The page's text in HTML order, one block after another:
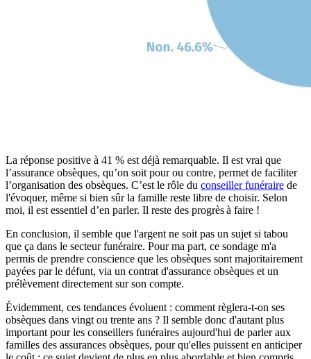
La réponse positive à 41 % est déjà remarquable. Il est vrai que
l’assurance obsèques, qu’on soit pour ou contre, permet de faciliter
l’organisation des obsèques. C’est le rôle du conseiller funéraire de
l'évoquer, même si bien sûr la famille reste libre de choisir. Selon
moi, il est essentiel d’en parler. Il reste des progrès à faire !
En conclusion, il semble que l'argent ne soit pas un sujet si tabou
que ça dans le secteur funéraire. Pour ma part, ce sondage m'a
permis de prendre conscience que les obsèques sont majoritairement
payées par le défunt, via un contrat d'assurance obsèques et un
prélèvement directement sur son compte.
Évidemment, ces tendances évoluent : comment règlera-t-on ses
obsèques dans vingt ou trente ans ? Il semble donc d'autant plus
important pour les conseillers funéraires aujourd'hui de parler aux
familles des assurances obsèques, pour qu'elles puissent en anticiper